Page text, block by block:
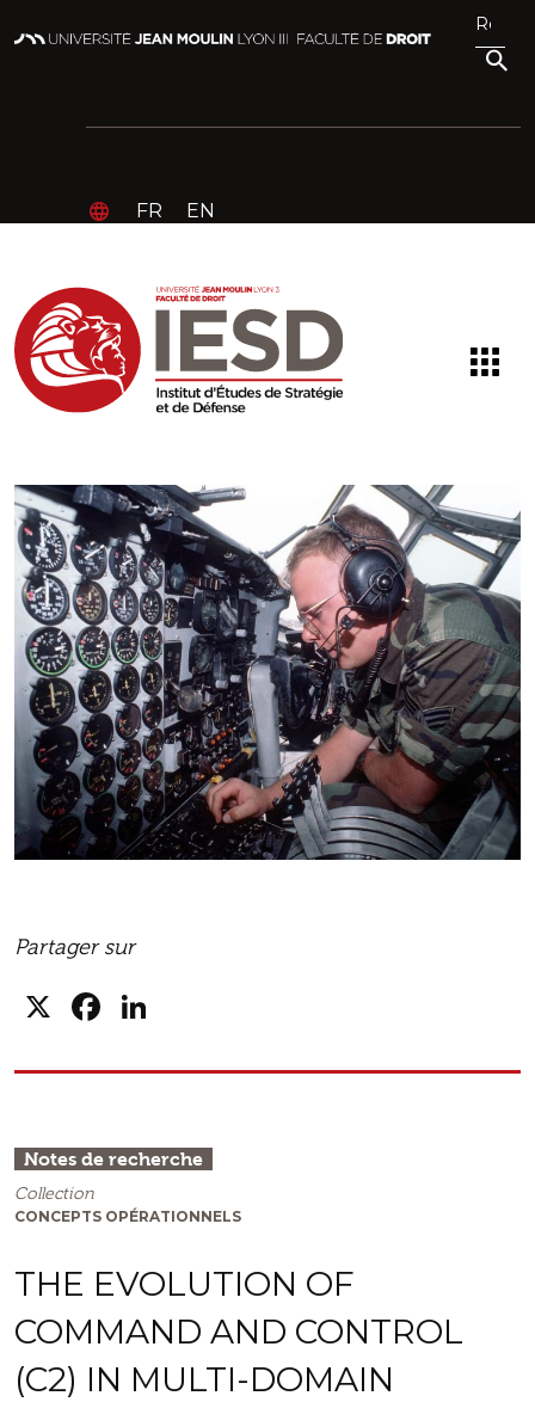
FR EN
Partager sur
X Facebook
Notes de recherche
Collection
CONCEPTS OPÉRATIONNELS
THE EVOLUTION OF
COMMAND AND CONTROL
(C2) IN MULTI-DOMAIN